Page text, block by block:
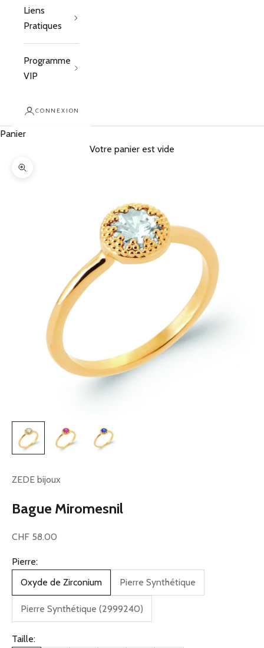
Liens
Pratiques
Programme
VIP
CONNEXION
Panier
Votre panier est vide
Zoomer sur l'image
ZEDE bijoux
Bague Miromesnil
Prix de vente
CHF 58.00
Pierre:
Oxyde de Zirconium
Pierre Synthétique
Pierre Synthétique (2999240)
Taille: